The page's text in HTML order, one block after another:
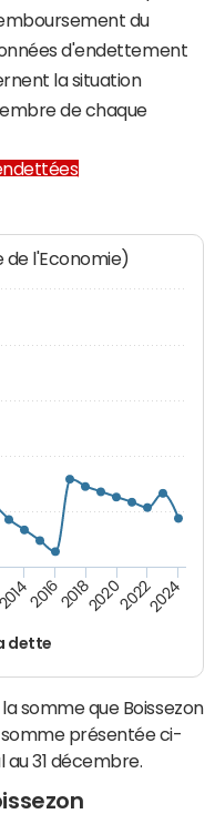
du
d'endettement
la situation
de chaque
de l'Economie)
dette
20162018202020222024
somme que Boissezon
somme présentée ci-
31 décembre.